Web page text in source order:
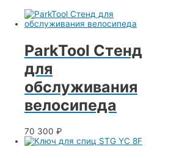
ParkTool Стенд
для
обслуживания
велосипеда
70 300 ₽